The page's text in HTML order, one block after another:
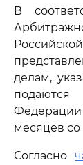
В
делам,
месяцев со
Согласно